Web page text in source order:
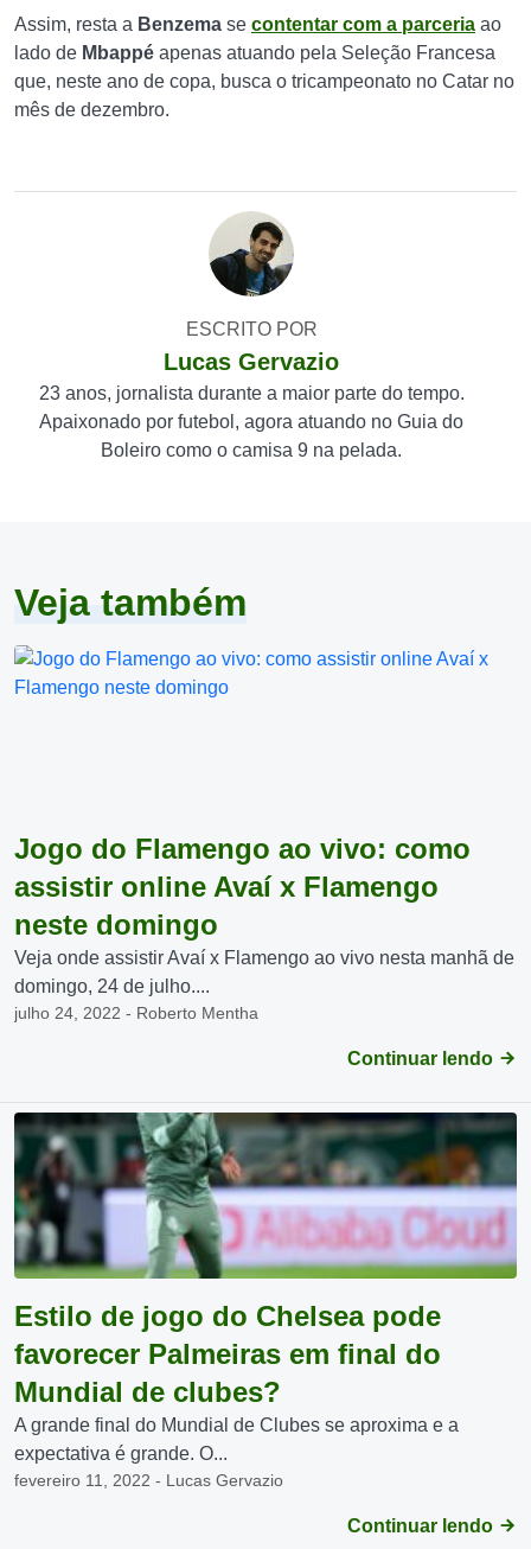
Assim, resta a Benzema se contentar com a parceria ao
lado de Mbappé apenas atuando pela Seleção Francesa
que, neste ano de copa, busca o tricampeonato no Catar no
mês de dezembro.
ESCRITO POR
Lucas Gervazio
23 anos, jornalista durante a maior parte do tempo.
Apaixonado por futebol, agora atuando no Guia do
Boleiro como o camisa 9 na pelada.
Veja também
Jogo do Flamengo ao vivo: como
assistir online Avaí x Flamengo
neste domingo
Veja onde assistir Avaí x Flamengo ao vivo nesta manhã de
domingo, 24 de julho....
julho 24, 2022 - Roberto Mentha
Continuar lendo
Estilo de jogo do Chelsea pode
favorecer Palmeiras em final do
Mundial de clubes?
A grande final do Mundial de Clubes se aproxima e a
expectativa é grande. O...
fevereiro 11, 2022 - Lucas Gervazio
Continuar lendo